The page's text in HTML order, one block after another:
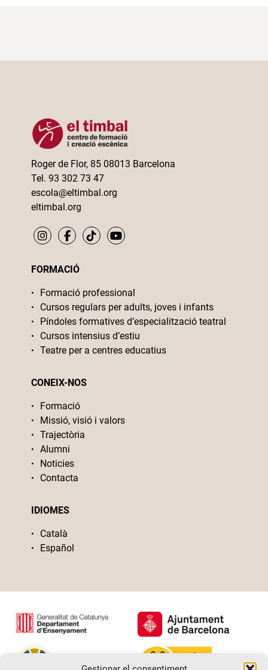
Roger de Flor, 85 08013 Barcelona
Tel. 93 302 73 47
escola@eltimbal.org
eltimbal.org
FORMACIÓ
Formació professional
Cursos regulars per adults, joves i infants
Píndoles formatives d’especialització teatral
Cursos intensius d’estiu
Teatre per a centres educatius
CONEIX-NOS
Formació
Missió, visió i valors
Trajectòria
Alumni
Noticies
Contacta
IDIOMES
Català
Español